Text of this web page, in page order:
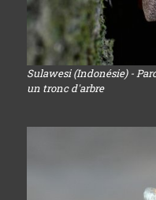
Sulawesi (Indonésie) -
un tronc d'arbre